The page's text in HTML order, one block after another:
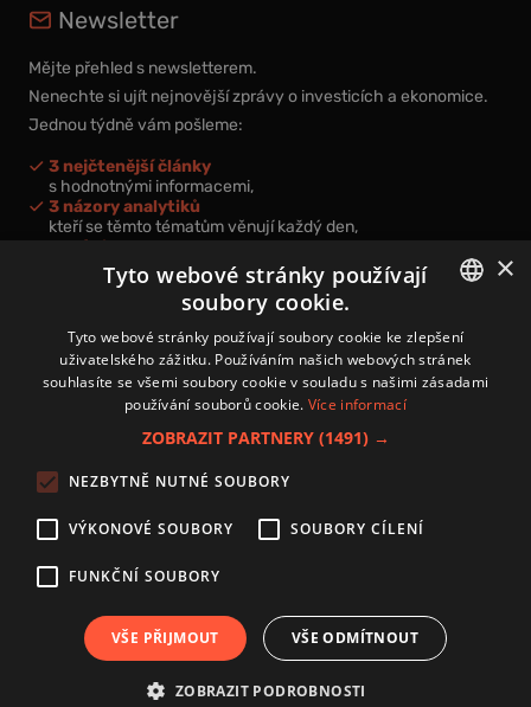
Newsletter
Mějte přehled s newsletterem.
Nenechte si ujít nejnovější zprávy o investicích a ekonomice.
Jednou týdně vám pošleme:
3 nejčtenější články
s hodnotnými informacemi,
3 názory analytiků
kteří se těmto tématům věnují každý den,
nová videa a podcasty
k prohloubení vašich znalostí.
Přihlášením k newsletteru vyjadřujete svůj souhlas spodmínkami
zpracování osobních údajů.
Zásady používání souborů cookies
Autoři
Nastavení cookies
Publikování nebo další šíření obsahu serveru www.investice.cz není možné bez
CZECH
×
Tyto webové stránky používají
soubory cookie.
Tyto webové stránky používají soubory cookie ke zlepšení
uživatelského zážitku. Používáním našich webových stránek
souhlasíte se všemi soubory cookie v souladu s našimi zásadami
používání souborů cookie. Více informací
ZOBRAZIT PARTNERY (1491) →
NEZBYTNĚ NUTNÉ SOUBORY
VÝKONOVÉ SOUBORY SOUBORY CÍLENÍ
FUNKČNÍ SOUBORY
VŠE PŘIJMOUT VŠE ODMÍTNOUT
ZOBRAZIT PODROBNOSTI